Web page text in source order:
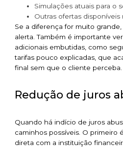
Simulações atuais para o
Outras ofertas disponíveis
Se a diferença for muito
alerta. Também é importante
adicionais embutidas, como
tarifas pouco explicadas, que
final sem que o cliente perceba.
Redução de juros
Quando há indício de juros
caminhos possíveis. O primeiro
direta com a instituição